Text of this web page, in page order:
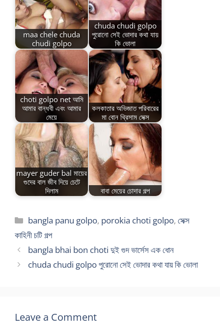
maa chele chuda
chudi golpo
chuda chudi golpo
পুরোনো সেই ভোদার কথা যায়
কি ভোলা
choti golpo net আমি
আমার বান্ধবী এবং আমার
মেয়ে
কলকাতার অভিজাত পরিবারের
মা বোন থ্রিসাম সেক্স
mayer guder bal মায়ের
গুদের বাল জীব দিয়ে চেটে
দিলাম
বাবা মেয়ের চোদার গল্প
Categories
bangla panu golpo, porokia choti golpo,সেক্স
কাহিনী চটি গল্প
bangla bhai bon choti দুই গুদ ভার্সেস এক ধোন
chuda chudi golpo পুরোনো সেই ভোদার কথা যায় কি ভোলা
Leave a Comment